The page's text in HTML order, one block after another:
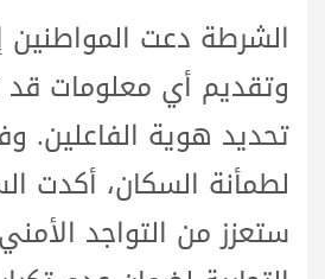
الشرطة دعت المواطنين
وتقديم أي معلومات
تحديد هوية الفاعلين.
لطمأنة السكان، أكدت
ستعزز من التواجد